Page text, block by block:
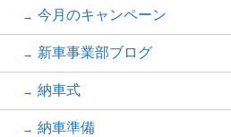
今月のキャンペーン
新車事業部ブログ
納車式
納車準備